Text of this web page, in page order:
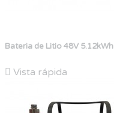
Bateria de Litio 48V 5.12kWh
 Vista rápida